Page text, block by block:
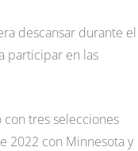
descansar durante el
participar en las
tres selecciones
2022 con Minnesota y